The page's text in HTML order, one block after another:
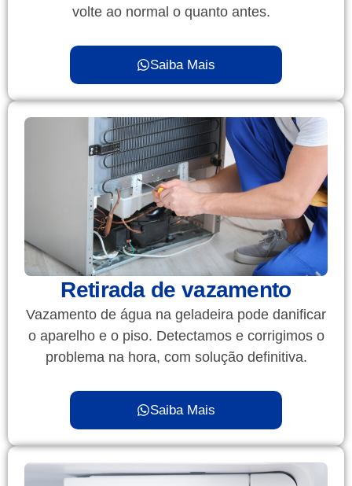
volte ao normal o quanto antes.
Saiba Mais
Retirada de vazamento
Vazamento de água na geladeira pode danificar
o aparelho e o piso. Detectamos e corrigimos o
problema na hora, com solução definitiva.
Saiba Mais